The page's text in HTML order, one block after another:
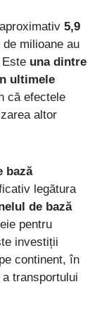
5,9
milioane au
una dintre
ultimele
că efectele
altor
bază
legătura
de bază
pentru
investiții
continent, în
transportului